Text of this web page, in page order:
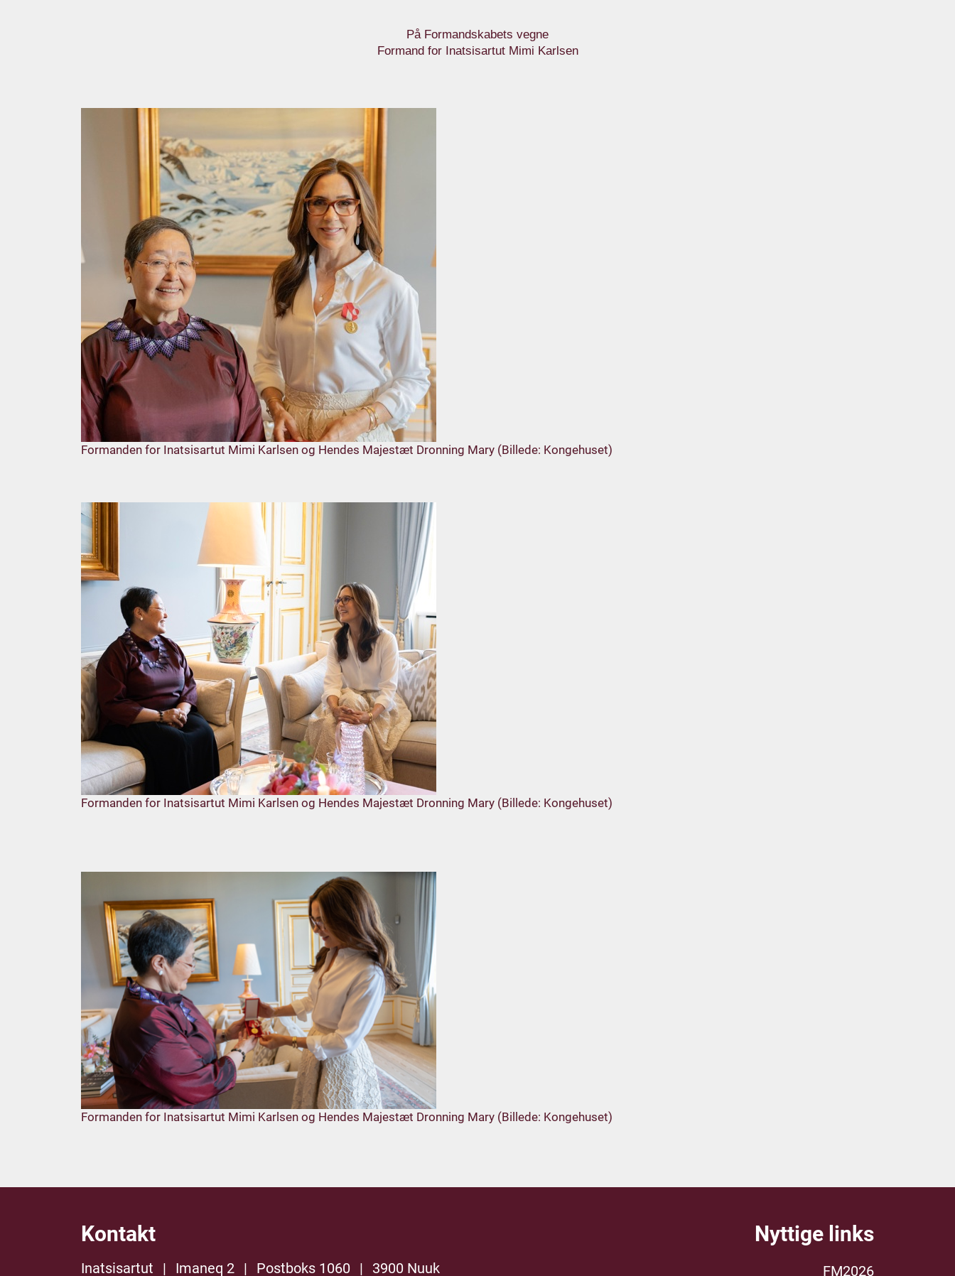
På Formandskabets vegne
Formand for Inatsisartut Mimi Karlsen
Formanden for Inatsisartut Mimi Karlsen og Hendes Majestæt Dronning Mary (Billede: Kongehuset)
Formanden for Inatsisartut Mimi Karlsen og Hendes Majestæt Dronning Mary (Billede: Kongehuset)
Formanden for Inatsisartut Mimi Karlsen og Hendes Majestæt Dronning Mary (Billede: Kongehuset)
Kontakt
Inatsisartut | Imaneq 2 | Postboks 1060 | 3900 Nuuk
Nyttige links
FM2026